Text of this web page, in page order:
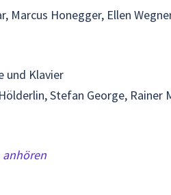
Marcus Honegger, Ellen
und Klavier
Stefan George, Rainer
anhören